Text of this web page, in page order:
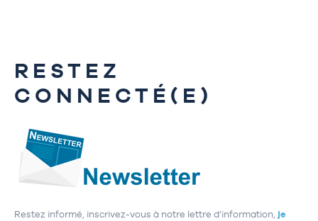
RESTEZ
CONNECTÉ(E)
Restez informé, inscrivez-vous à notre lettre d’information, je